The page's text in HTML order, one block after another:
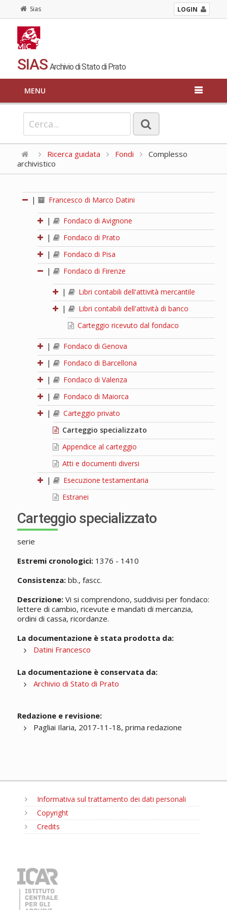
Sias LOGIN
SIAS Archivio di Stato di Prato
MENU
Ricerca guidata Fondi
Complesso
archivistico
| Francesco di Marco Datini
|
Fondaco di Avignone
|
Fondaco di Prato
|
Fondaco di Pisa
|
Fondaco di Firenze
|
Libri contabili dell'attività mercantile
|
Libri contabili dell'attività di banco
Carteggio ricevuto dal fondaco
|
Fondaco di Genova
|
Fondaco di Barcellona
|
Fondaco di Valenza
|
Fondaco di Maiorca
|
Carteggio privato
Carteggio specializzato
Appendice al carteggio
Atti e documenti diversi
|
Esecuzione testamentaria
Estranei
Carteggio specializzato
serie
Estremi cronologici:1376 - 1410
Consistenza:bb., fascc.
Descrizione:Vi si comprendono, suddivisi per fondaco:
lettere di cambio, ricevute e mandati di mercanzia,
ordini di cassa, ricordanze.
La documentazione è stata prodotta da:
Datini Francesco
La documentazione è conservata da:
Archivio di Stato di Prato
Redazione e revisione:
Pagliai Ilaria, 2017-11-18, prima redazione
Informativa sul trattamento dei dati personali
Copyright
Credits